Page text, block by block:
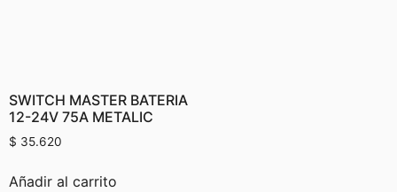
SWITCH MASTER BATERIA
12-24V 75A METALIC
$ 35.620
Añadir al carrito